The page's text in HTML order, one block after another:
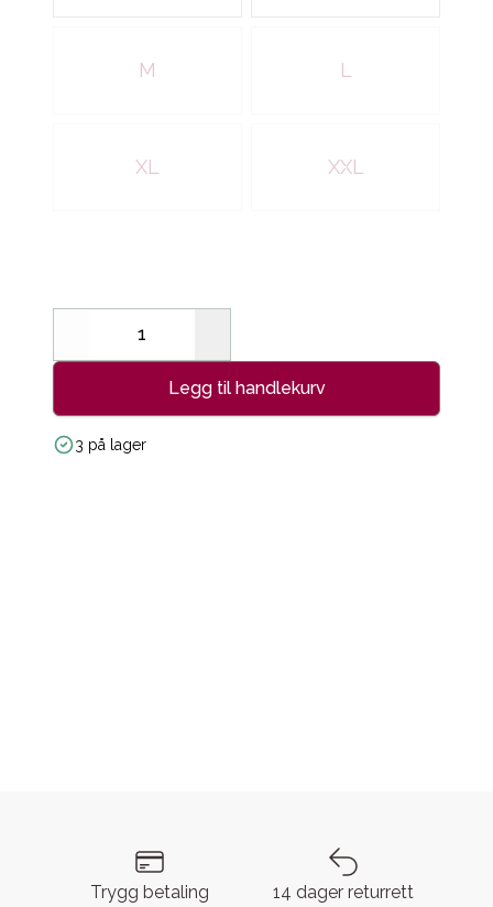
M L
XL XXL
Decrease
Legg til handlekurv
3 på lager
Trygg betaling 14 dager returrett